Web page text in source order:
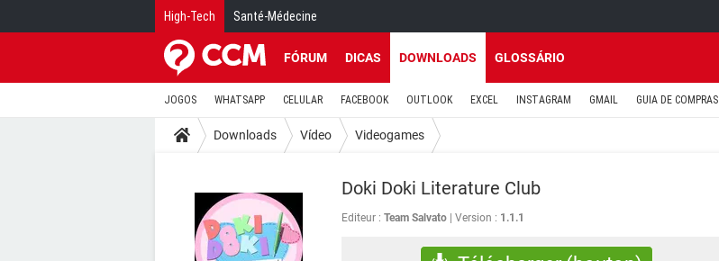
High-Tech Santé-Médecine
FÓRUM DICAS DOWNLOADS GLOSSÁRIO
JOGOS WHATSAPP CELULAR FACEBOOK OUTLOOK EXCEL INSTAGRAM GMAIL GUIA DE COMPRAS
Downloads Vídeo Videogames
Doki Doki Literature Club
Editeur : Team Salvato Version : 1.1.1